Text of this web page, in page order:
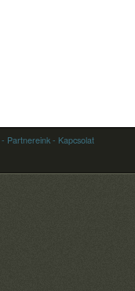
- Partnereink - Kapcsolat